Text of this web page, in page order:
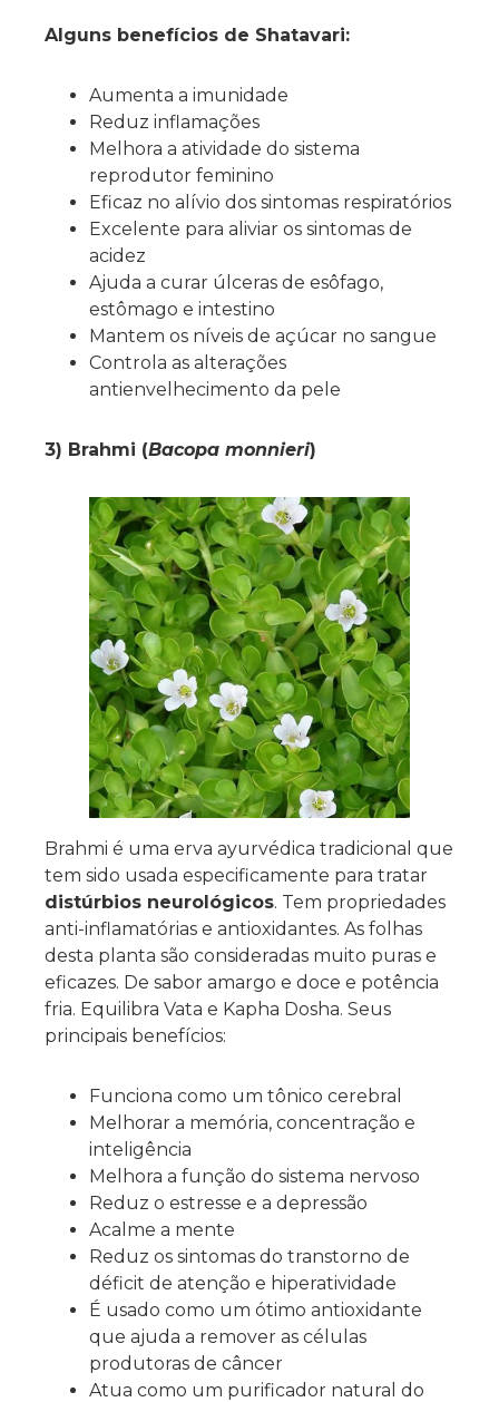
Alguns benefícios de Shatavari:
Aumenta a imunidade
Reduz inflamações
Melhora a atividade do sistema
reprodutor feminino
Eficaz no alívio dos sintomas respiratórios
Excelente para aliviar os sintomas de
acidez
Ajuda a curar úlceras de esôfago,
estômago e intestino
Mantem os níveis de açúcar no sangue
Controla as alterações
antienvelhecimento da pele
3) Brahmi (Bacopa monnieri)
Brahmi é uma erva ayurvédica tradicional que
tem sido usada especificamente para tratar
distúrbios neurológicos. Tem propriedades
anti-inflamatórias e antioxidantes. As folhas
desta planta são consideradas muito puras e
eficazes. De sabor amargo e doce e potência
fria. Equilibra Vata e Kapha Dosha. Seus
principais benefícios:
Funciona como um tônico cerebral
Melhorar a memória, concentração e
inteligência
Melhora a função do sistema nervoso
Reduz o estresse e a depressão
Acalme a mente
Reduz os sintomas do transtorno de
déficit de atenção e hiperatividade
É usado como um ótimo antioxidante
que ajuda a remover as células
produtoras de câncer
Atua como um purificador natural do